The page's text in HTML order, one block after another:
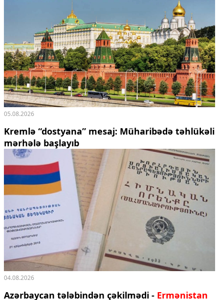
05.08.2026
Kremlə “dostyana” mesaj: Müharibədə təhlükəli
mərhələ başlayıb
04.08.2026
Azərbaycan tələbindən çəkilmədi - Ermənistan